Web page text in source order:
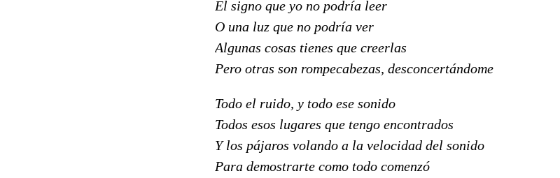
El signo que yo no podría leer
O una luz que no podría ver
Algunas cosas tienes que creerlas
Pero otras son rompecabezas, desconcertándome
Todo el ruido, y todo ese sonido
Todos esos lugares que tengo encontrados
Y los pájaros volando a la velocidad del sonido
Para demostrarte como todo comenzó